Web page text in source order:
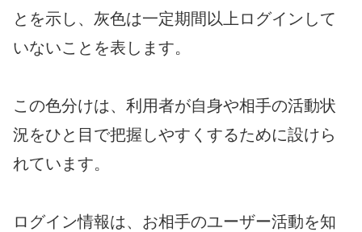
とを示し、灰色は一定期間以上ログインして
いないことを表します。
この色分けは、利用者が自身や相手の活動状
況をひと目で把握しやすくするために設けら
れています。
ログイン情報は、お相手のユーザー活動を知